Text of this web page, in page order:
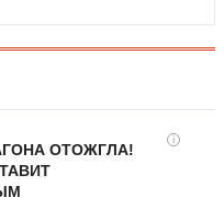
i
ОТОЖГЛА!